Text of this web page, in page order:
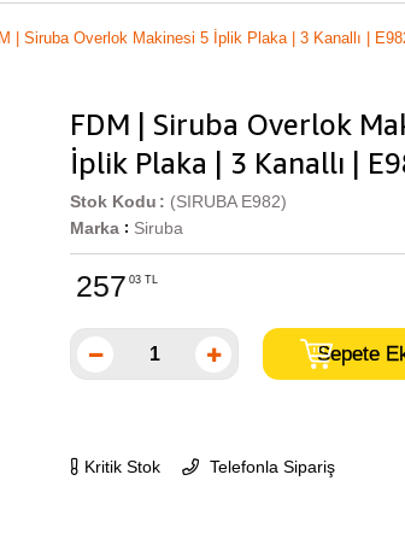
| Siruba Overlok Makinesi 5 İplik Plaka | 3 Kanallı |
FDM | Siruba Overlok
İplik Plaka | 3 Kanallı |
(SIRUBA E982)
Stok Kodu
Marka : Siruba
257 03 TL
Kritik Stok Telefonla Sipariş